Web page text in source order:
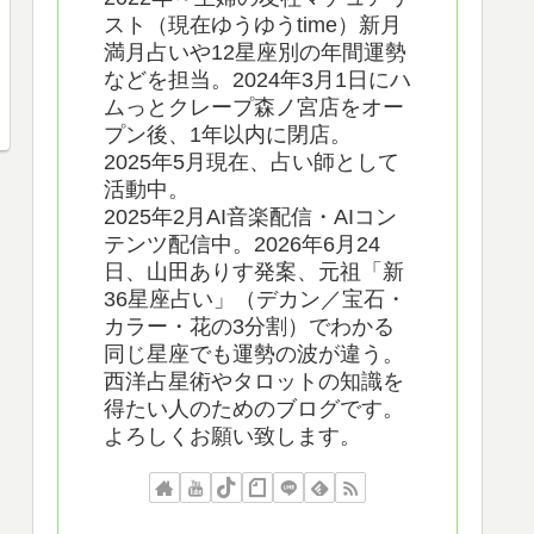
スト（現在ゆうゆうtime）新月
満月占いや12星座別の年間運勢
などを担当。2024年3月1日にハ
ムっとクレープ森ノ宮店をオー
プン後、1年以内に閉店。
2025年5月現在、占い師として
活動中。
2025年2月AI音楽配信・AIコン
テンツ配信中。2026年6月24
日、山田ありす発案、元祖「新
36星座占い」（デカン／宝石・
カラー・花の3分割）でわかる
同じ星座でも運勢の波が違う。
西洋占星術やタロットの知識を
得たい人のためのブログです。
よろしくお願い致します。